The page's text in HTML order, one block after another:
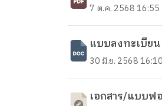
7 ต.ค. 2568 16:55
แบบลงทะเบีย
30 มิ.ย. 2568
เอกสาร/แบบฟ